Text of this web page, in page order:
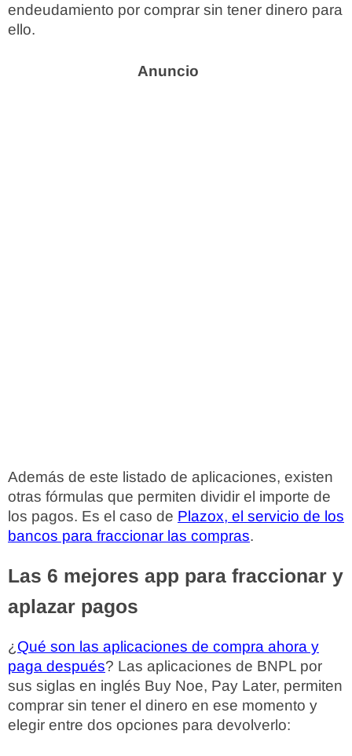
endeudamiento por comprar sin tener dinero para
ello.
Además de este listado de aplicaciones, existen
otras fórmulas que permiten dividir el importe de
los pagos. Es el caso de Plazox, el servicio de los
bancos para fraccionar las compras.
Las 6 mejores app para fraccionar y
aplazar pagos
¿ Qué son las aplicaciones de compra ahora y
paga después? Las aplicaciones de BNPL por
sus siglas en inglés Buy Noe, Pay Later, permiten
comprar sin tener el dinero en ese momento y
elegir entre dos opciones para devolverlo: